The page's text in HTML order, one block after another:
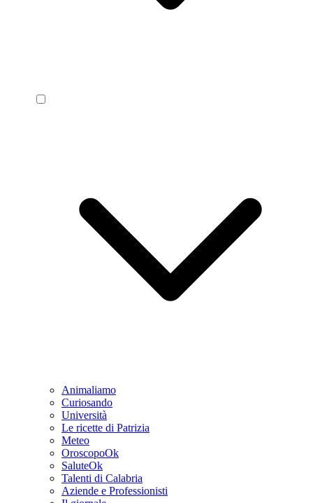
Animaliamo
Curiosando
Università
Le ricette di Patrizia
Meteo
OroscopoOk
SaluteOk
Talenti di Calabria
Aziende e Professionisti